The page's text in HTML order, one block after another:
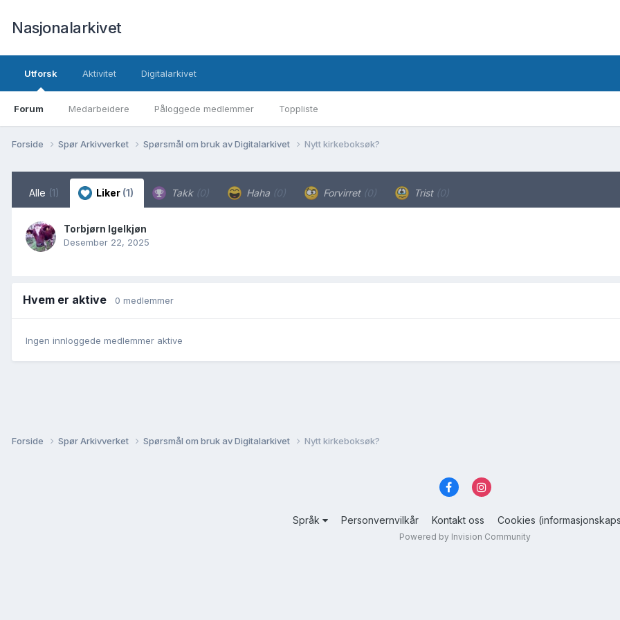
Nasjonalarkivet
Utforsk
Forum Medarbeidere Påloggede medlemmer Toppliste
Aktivitet Digitalarkivet
Forside Spør Arkivverket Spørsmål om bruk av Digitalarkivet Nytt kirkeboksøk?
Alle (1) Liker (1) Takk (0) Haha (0) Forvirret (0) Trist (0)
Torbjørn Igelkjøn
Desember 22, 2025
Hvem er aktive 0 medlemmer
Ingen innloggede medlemmer aktive
Forside Spør Arkivverket Spørsmål om bruk av Digitalarkivet Nytt kirkeboksøk?
Språk Personvernvilkår Kontakt oss Cookies
Powered by Invision Community